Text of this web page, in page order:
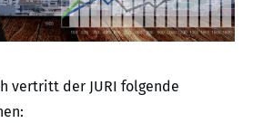
vertritt der JURI folgende